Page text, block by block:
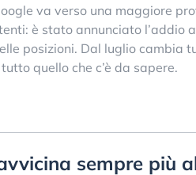
va verso una maggiore
è stato annunciato l’addio
posizioni. Dal luglio cambia
quello che c’è da sapere.
sempre più